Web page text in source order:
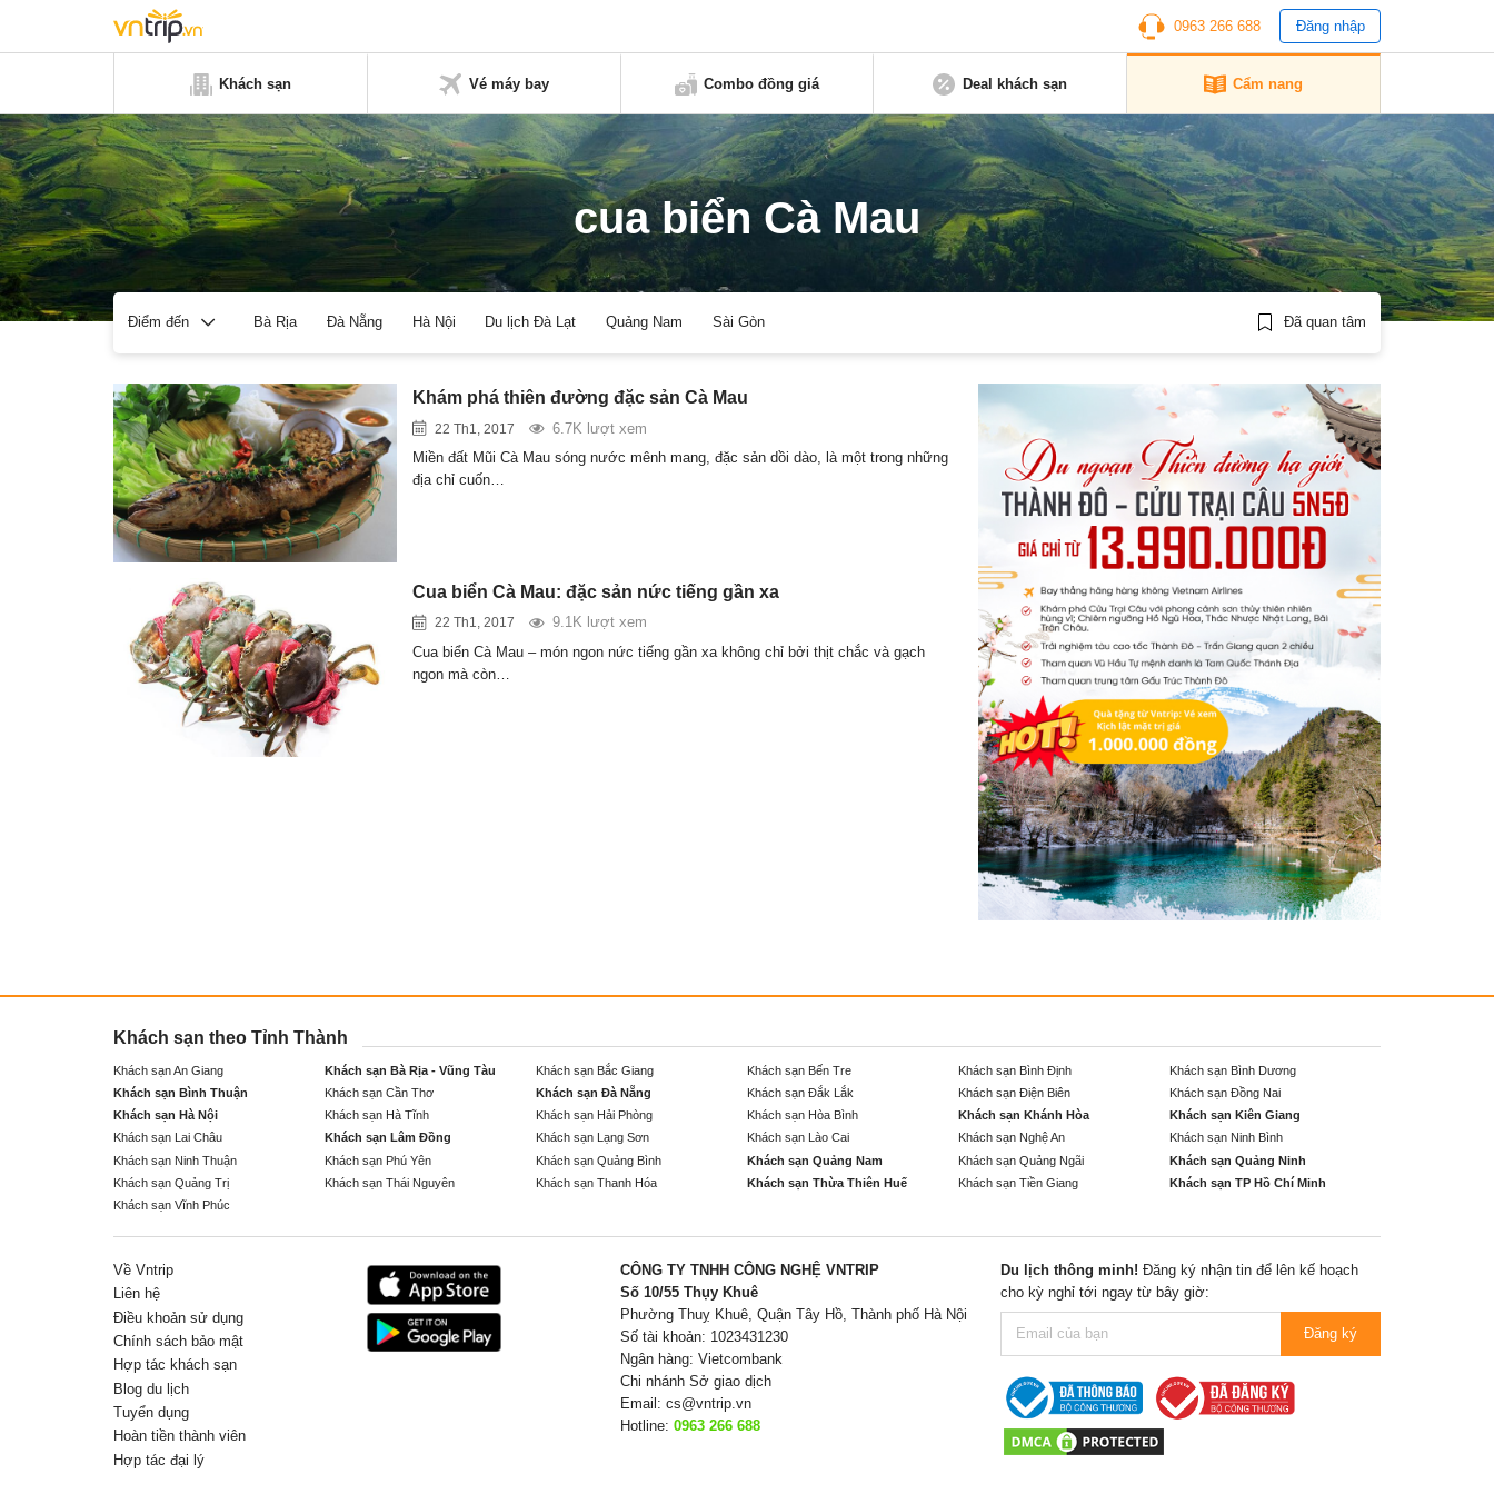
0963 266 688 Đăng nhập
Khách sạn Vé máy bay Combo đồng giá Deal khách sạn Cẩm nang
cua biển Cà Mau
Điểm đến Bà Rịa Đà Nẵng Hà Nội Du lịch Đà Lạt Quảng Nam Sài Gòn Đã quan tâm
Khám phá thiên đường đặc sản Cà Mau
22 Th1, 2017
6.7K lượt xem
Miền đất Mũi Cà Mau sóng nước mênh mang, đặc sản dồi dào, là một trong những
địa chỉ cuốn…
Cua biển Cà Mau: đặc sản nức tiếng gần xa
22 Th1, 2017
9.1K lượt xem
Cua biển Cà Mau – món ngon nức tiếng gần xa không chỉ bởi thịt chắc và gạch
ngon mà còn…
Khách sạn theo Tỉnh Thành
Khách sạn An Giang Khách sạn Bà Rịa - Vũng Tàu Khách sạn Bắc Giang Khách sạn Bến Tre Khách sạn Bình Định
Khách sạn Bình Dương
Khách sạn Bình Thuận
Khách sạn Cần Thơ Khách sạn Đà Nẵng Khách sạn Đắk Lắk Khách sạn Điện Biên
Khách sạn Đồng Nai
Khách sạn Hà Nội
Khách sạn Hà Tĩnh Khách sạn Hải Phòng Khách sạn Hòa Bình Khách sạn Khánh Hòa
Khách sạn Kiên Giang
Khách sạn Lai Châu
Khách sạn Lâm Đồng Khách sạn Lạng Sơn Khách sạn Lào Cai Khách sạn Nghệ An
Khách sạn Ninh Bình
Khách sạn Ninh Thuận
Khách sạn Phú Yên Khách sạn Quảng Bình Khách sạn Quảng Nam Khách sạn Quảng Ngãi
Khách sạn Quảng Ninh
Khách sạn Quảng Trị
Khách sạn Thái Nguyên Khách sạn Thanh Hóa Khách sạn Thừa Thiên Huế Khách sạn Tiền Giang
Khách sạn TP Hồ Chí Minh
Khách sạn Vĩnh Phúc
Về Vntrip
Liên hệ
Điều khoản sử dụng
Chính sách bảo mật
Hợp tác khách sạn
Blog du lịch
Tuyển dụng
Hoàn tiền thành viên
Hợp tác đại lý
CÔNG TY TNHH CÔNG NGHỆ VNTRIP
Số 10/55 Thụy Khuê
Phường Thuỵ Khuê, Quận Tây Hồ, Thành phố Hà Nội
Số tài khoản: 1023431230
Ngân hàng: Vietcombank
Chi nhánh Sở giao dịch
Email: cs@vntrip.vn
Hotline: 0963 266 688
Du lịch thông minh! Đăng ký nhận tin để lên kế hoạch
cho kỳ nghỉ tới ngay từ bây giờ:
Đăng ký